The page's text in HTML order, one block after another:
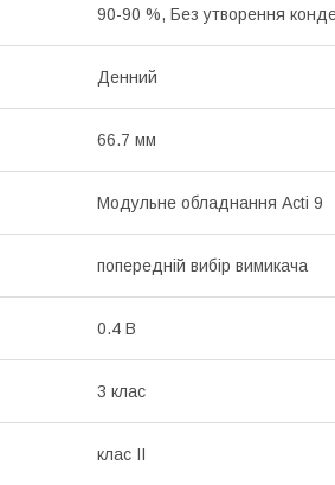
90-90 %, Без утворення
Денний
66.7 мм
Модульне обладнання Acti 9
попередній вибір вимикача
0.4 В
3 клас
клас II